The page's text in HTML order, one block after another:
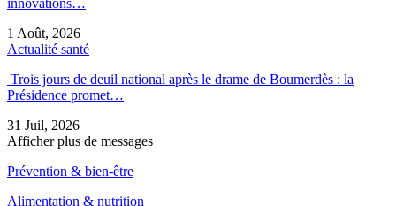
1 Août, 2026
Actualité santé
Trois jours de deuil national après le drame de Boumerdès : la
Présidence promet…
31 Juil, 2026
Afficher plus de messages
Prévention & bien-être
Alimentation & nutrition